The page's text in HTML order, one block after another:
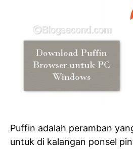
Puffin adalah peramban
untuk di kalangan ponsel